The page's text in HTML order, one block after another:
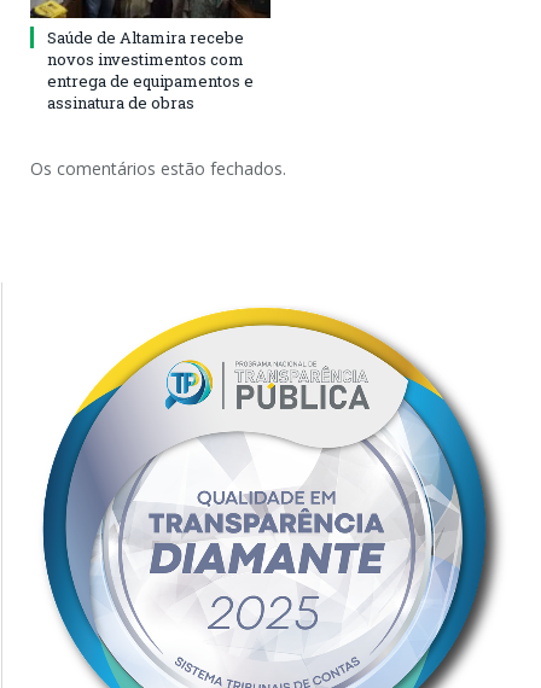
Saúde de Altamira recebe
novos investimentos com
entrega de equipamentos e
assinatura de obras
Os comentários estão fechados.